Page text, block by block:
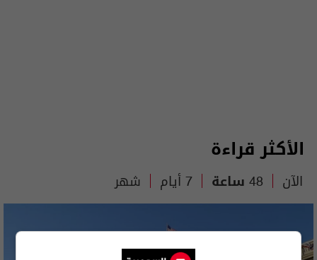
الأكثر قراءة
الآن 48 ساعة 7 أيام شهر